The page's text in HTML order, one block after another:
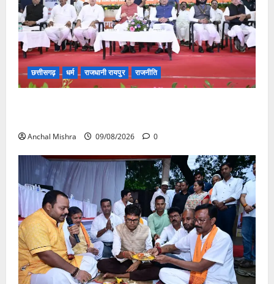
छत्तीसगढ़ धर्म राजधानी रायपुर राजनीति
Anchal Mishra 09/08/2026 0